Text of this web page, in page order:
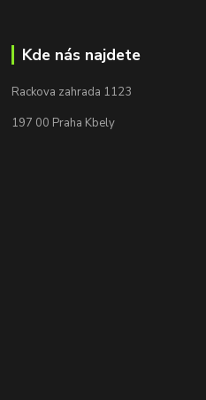
Kde nás najdete
Rackova zahrada 1123
197 00 Praha Kbely